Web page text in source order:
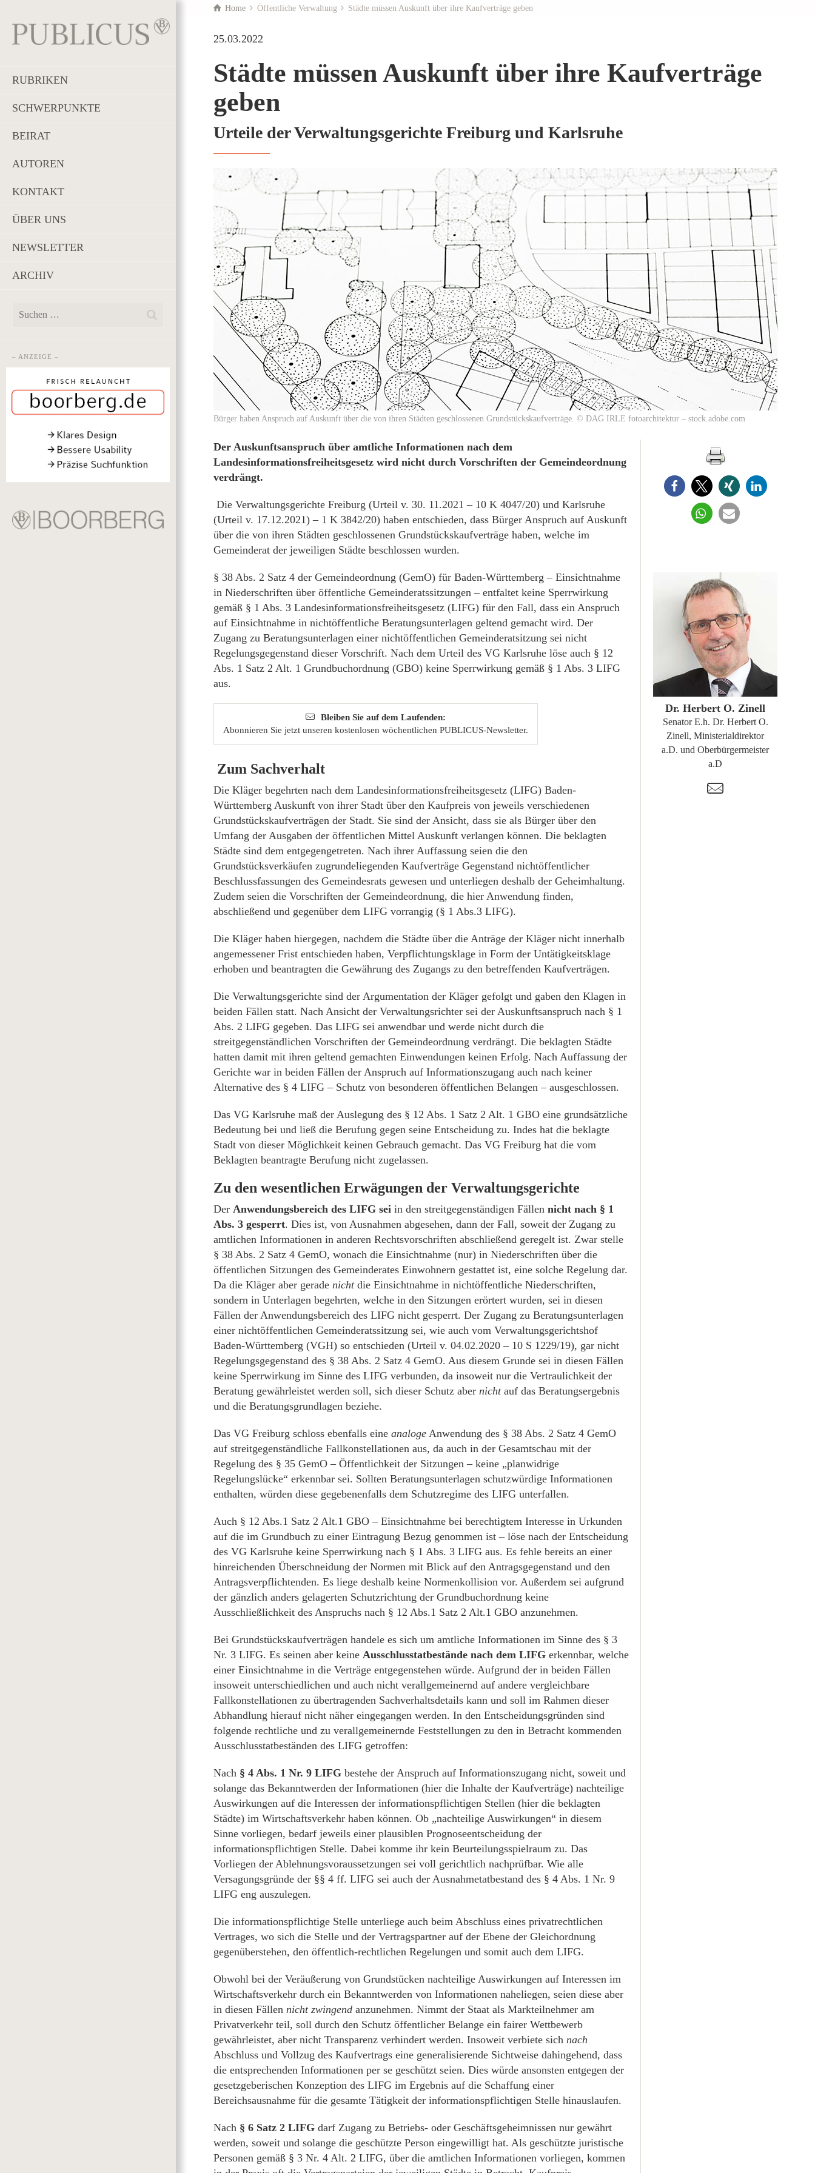
RUBRIKEN
SCHWERPUNKTE
BEIRAT
AUTOREN
KONTAKT
ÜBER UNS
NEWSLETTER
ARCHIV
– ANZEIGE –
Home Öffentliche Verwaltung Städte müssen Auskunft über ihre Kaufverträge geben
25.03.2022
Städte müssen Auskunft über ihre Kaufverträge
geben
Urteile der Verwaltungsgerichte Freiburg und Karlsruhe
Bürger haben Anspruch auf Auskunft über die von ihren Städten geschlossenen Grundstückskaufverträge. © DAG IRLE fotoarchitektur – stock.adobe.com
Der Auskunftsanspruch über amtliche Informationen nach dem
Landesinformationsfreiheitsgesetz wird nicht durch Vorschriften der Gemeindeordnung
verdrängt.
Die Verwaltungsgerichte Freiburg (Urteil v. 30. 11.2021 – 10 K 4047/20) und Karlsruhe
(Urteil v. 17.12.2021) – 1 K 3842/20) haben entschieden, dass Bürger Anspruch auf Auskunft
über die von ihren Städten geschlossenen Grundstückskaufverträge haben, welche im
Gemeinderat der jeweiligen Städte beschlossen wurden.
§ 38 Abs. 2 Satz 4 der Gemeindeordnung (GemO) für Baden-Württemberg – Einsichtnahme
in Niederschriften über öffentliche Gemeinderatssitzungen – entfaltet keine Sperrwirkung
gemäß § 1 Abs. 3 Landesinformationsfreiheitsgesetz (LIFG) für den Fall, dass ein Anspruch
auf Einsichtnahme in nichtöffentliche Beratungsunterlagen geltend gemacht wird. Der
Zugang zu Beratungsunterlagen einer nichtöffentlichen Gemeinderatsitzung sei nicht
Regelungsgegenstand dieser Vorschrift. Nach dem Urteil des VG Karlsruhe löse auch § 12
Abs. 1 Satz 2 Alt. 1 Grundbuchordnung (GBO) keine Sperrwirkung gemäß § 1 Abs. 3 LIFG
aus.
Bleiben Sie auf dem Laufenden:
Abonnieren Sie jetzt unseren kostenlosen wöchentlichen PUBLICUS-Newsletter.
Zum Sachverhalt
Die Kläger begehrten nach dem Landesinformationsfreiheitsgesetz (LIFG) Baden-
Württemberg Auskunft von ihrer Stadt über den Kaufpreis von jeweils verschiedenen
Grundstückskaufverträgen der Stadt. Sie sind der Ansicht, dass sie als Bürger über den
Umfang der Ausgaben der öffentlichen Mittel Auskunft verlangen können. Die beklagten
Städte sind dem entgegengetreten. Nach ihrer Auffassung seien die den
Grundstücksverkäufen zugrundeliegenden Kaufverträge Gegenstand nichtöffentlicher
Beschlussfassungen des Gemeindesrats gewesen und unterliegen deshalb der Geheimhaltung.
Zudem seien die Vorschriften der Gemeindeordnung, die hier Anwendung finden,
abschließend und gegenüber dem LIFG vorrangig (§ 1 Abs.3 LIFG).
Die Kläger haben hiergegen, nachdem die Städte über die Anträge der Kläger nicht innerhalb
angemessener Frist entschieden haben, Verpflichtungsklage in Form der Untätigkeitsklage
erhoben und beantragten die Gewährung des Zugangs zu den betreffenden Kaufverträgen.
Die Verwaltungsgerichte sind der Argumentation der Kläger gefolgt und gaben den Klagen in
beiden Fällen statt. Nach Ansicht der Verwaltungsrichter sei der Auskunftsanspruch nach § 1
Abs. 2 LIFG gegeben. Das LIFG sei anwendbar und werde nicht durch die
streitgegenständlichen Vorschriften der Gemeindeordnung verdrängt. Die beklagten Städte
hatten damit mit ihren geltend gemachten Einwendungen keinen Erfolg. Nach Auffassung der
Gerichte war in beiden Fällen der Anspruch auf Informationszugang auch nach keiner
Alternative des § 4 LIFG – Schutz von besonderen öffentlichen Belangen – ausgeschlossen.
Das VG Karlsruhe maß der Auslegung des § 12 Abs. 1 Satz 2 Alt. 1 GBO eine grundsätzliche
Bedeutung bei und ließ die Berufung gegen seine Entscheidung zu. Indes hat die beklagte
Stadt von dieser Möglichkeit keinen Gebrauch gemacht. Das VG Freiburg hat die vom
Beklagten beantragte Berufung nicht zugelassen.
Zu den wesentlichen Erwägungen der Verwaltungsgerichte
Der Anwendungsbereich des LIFG sei in den streitgegenständigen Fällen nicht nach § 1
Abs. 3 gesperrt. Dies ist, von Ausnahmen abgesehen, dann der Fall, soweit der Zugang zu
amtlichen Informationen in anderen Rechtsvorschriften abschließend geregelt ist. Zwar stelle
§ 38 Abs. 2 Satz 4 GemO, wonach die Einsichtnahme (nur) in Niederschriften über die
öffentlichen Sitzungen des Gemeinderates Einwohnern gestattet ist, eine solche Regelung dar.
Da die Kläger aber gerade nichtdie Einsichtnahme in nichtöffentliche Niederschriften,
sondern in Unterlagen begehrten, welche in den Sitzungen erörtert wurden, sei in diesen
Fällen der Anwendungsbereich des LIFG nicht gesperrt. Der Zugang zu Beratungsunterlagen
einer nichtöffentlichen Gemeinderatssitzung sei, wie auch vom Verwaltungsgerichtshof
Baden-Württemberg (VGH) so entschieden (Urteil v. 04.02.2020 – 10 S 1229/19), gar nicht
Regelungsgegenstand des § 38 Abs. 2 Satz 4 GemO. Aus diesem Grunde sei in diesen Fällen
keine Sperrwirkung im Sinne des LIFG verbunden, da insoweit nur die Vertraulichkeit der
Beratung gewährleistet werden soll, sich dieser Schutz aber nichtauf das Beratungsergebnis
und die Beratungsgrundlagen beziehe.
Das VG Freiburg schloss ebenfalls eine analoge Anwendung des § 38 Abs. 2 Satz 4 GemO
auf streitgegenständliche Fallkonstellationen aus, da auch in der Gesamtschau mit der
Regelung des § 35 GemO – Öffentlichkeit der Sitzungen – keine „planwidrige
Regelungslücke“ erkennbar sei. Sollten Beratungsunterlagen schutzwürdige Informationen
enthalten, würden diese gegebenenfalls dem Schutzregime des LIFG unterfallen.
Auch § 12 Abs.1 Satz 2 Alt.1 GBO – Einsichtnahme bei berechtigtem Interesse in Urkunden
auf die im Grundbuch zu einer Eintragung Bezug genommen ist – löse nach der Entscheidung
des VG Karlsruhe keine Sperrwirkung nach § 1 Abs. 3 LIFG aus. Es fehle bereits an einer
hinreichenden Überschneidung der Normen mit Blick auf den Antragsgegenstand und den
Antragsverpflichtenden. Es liege deshalb keine Normenkollision vor. Außerdem sei aufgrund
der gänzlich anders gelagerten Schutzrichtung der Grundbuchordnung keine
Ausschließlichkeit des Anspruchs nach § 12 Abs.1 Satz 2 Alt.1 GBO anzunehmen.
Bei Grundstückskaufverträgen handele es sich um amtliche Informationen im Sinne des § 3
Nr. 3 LIFG. Es seinen aber keine Ausschlusstatbestände nach dem LIFG erkennbar, welche
einer Einsichtnahme in die Verträge entgegenstehen würde. Aufgrund der in beiden Fällen
insoweit unterschiedlichen und auch nicht verallgemeinernd auf andere vergleichbare
Fallkonstellationen zu übertragenden Sachverhaltsdetails kann und soll im Rahmen dieser
Abhandlung hierauf nicht näher eingegangen werden. In den Entscheidungsgründen sind
folgende rechtliche und zu verallgemeinernde Feststellungen zu den in Betracht kommenden
Ausschlusstatbeständen des LIFG getroffen:
Nach § 4 Abs. 1 Nr. 9 LIFG bestehe der Anspruch auf Informationszugang nicht, soweit und
solange das Bekanntwerden der Informationen (hier die Inhalte der Kaufverträge) nachteilige
Auswirkungen auf die Interessen der informationspflichtigen Stellen (hier die beklagten
Städte) im Wirtschaftsverkehr haben können. Ob „nachteilige Auswirkungen“ in diesem
Sinne vorliegen, bedarf jeweils einer plausiblen Prognoseentscheidung der
informationspflichtigen Stelle. Dabei komme ihr kein Beurteilungsspielraum zu. Das
Vorliegen der Ablehnungsvoraussetzungen sei voll gerichtlich nachprüfbar. Wie alle
Versagungsgründe der §§ 4 ff. LIFG sei auch der Ausnahmetatbestand des § 4 Abs. 1 Nr. 9
LIFG eng auszulegen.
Die informationspflichtige Stelle unterliege auch beim Abschluss eines privatrechtlichen
Vertrages, wo sich die Stelle und der Vertragspartner auf der Ebene der Gleichordnung
gegenüberstehen, den öffentlich-rechtlichen Regelungen und somit auch dem LIFG.
Obwohl bei der Veräußerung von Grundstücken nachteilige Auswirkungen auf Interessen im
Wirtschaftsverkehr durch ein Bekanntwerden von Informationen naheliegen, seien diese aber
in diesen Fällen nicht zwingend anzunehmen. Nimmt der Staat als Markteilnehmer am
Privatverkehr teil, soll durch den Schutz öffentlicher Belange ein fairer Wettbewerb
gewährleistet, aber nicht Transparenz verhindert werden. Insoweit verbiete sich nach
Abschluss und Vollzug des Kaufvertrags eine generalisierende Sichtweise dahingehend, dass
die entsprechenden Informationen per se geschützt seien. Dies würde ansonsten entgegen der
gesetzgeberischen Konzeption des LIFG im Ergebnis auf die Schaffung einer
Bereichsausnahme für die gesamte Tätigkeit der informationspflichtigen Stelle hinauslaufen.
Nach § 6 Satz 2 LIFG darf Zugang zu Betriebs- oder Geschäftsgeheimnissen nur gewährt
werden, soweit und solange die geschützte Person eingewilligt hat. Als geschützte juristische
Personen gemäß § 3 Nr. 4 Alt. 2 LIFG, über die amtlichen Informationen vorliegen, kommen
ZUM PROFIL
Dr. Herbert O. Zinell
Senator E.h. Dr. Herbert O.
Zinell, Ministerialdirektor
a.D. und Oberbürgermeister
a.D
t